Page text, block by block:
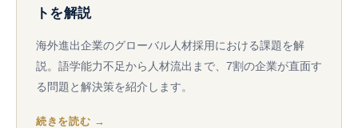
トを解説
海外進出企業のグローバル人材採用における課題を解
説。語学能力不足から人材流出まで、7割の企業が直面す
る問題と解決策を紹介します。
続きを読む →